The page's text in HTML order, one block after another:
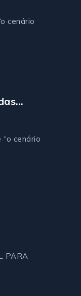
cenário
cenário
PARA